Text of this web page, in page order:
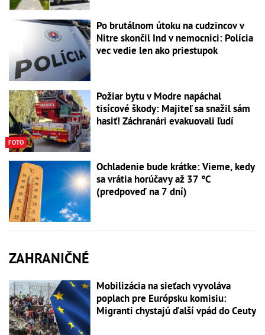
Po brutálnom útoku na cudzincov v
Nitre skončil Ind v nemocnici: Polícia
vec vedie len ako priestupok
FOTO
Požiar bytu v Modre napáchal
tisícové škody: Majiteľ sa snažil sám
hasiť! Záchranári evakuovali ľudí
Ochladenie bude krátke: Vieme, kedy
sa vrátia horúčavy až 37 °C
(predpoveď na 7 dní)
ZAHRANIČNÉ
Mobilizácia na sieťach vyvoláva
poplach pre Európsku komisiu:
Migranti chystajú ďalší vpád do Ceuty